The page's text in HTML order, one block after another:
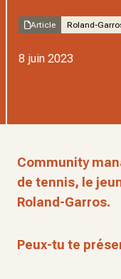
Article Roland-
8 juin 2023
Community
de tennis, le
Roland-Garros.
Peux-tu te